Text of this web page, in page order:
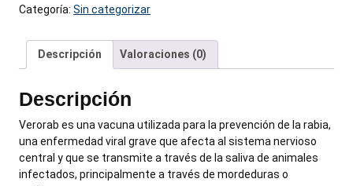
Categoría: Sin categorizar
Descripción Valoraciones (0)
Descripción
Verorab es una vacuna utilizada para la prevención de la rabia,
una enfermedad viral grave que afecta al sistema nervioso
central y que se transmite a través de la saliva de animales
infectados, principalmente a través de mordeduras o